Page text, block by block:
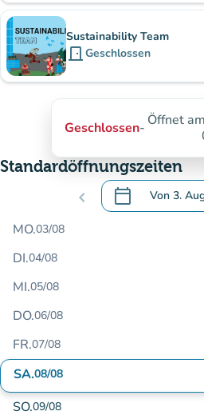
Sustainability Team
door_front Geschlossen
Geschlossen- Öffnet
Standardöffnungszeiten
chevron_left calendar_today Von 3.
.Öffnen Sie
MO.03/08
DI.04/08
MI.05/08
DO.06/08
FR.07/08
SA.08/08
SO.09/08